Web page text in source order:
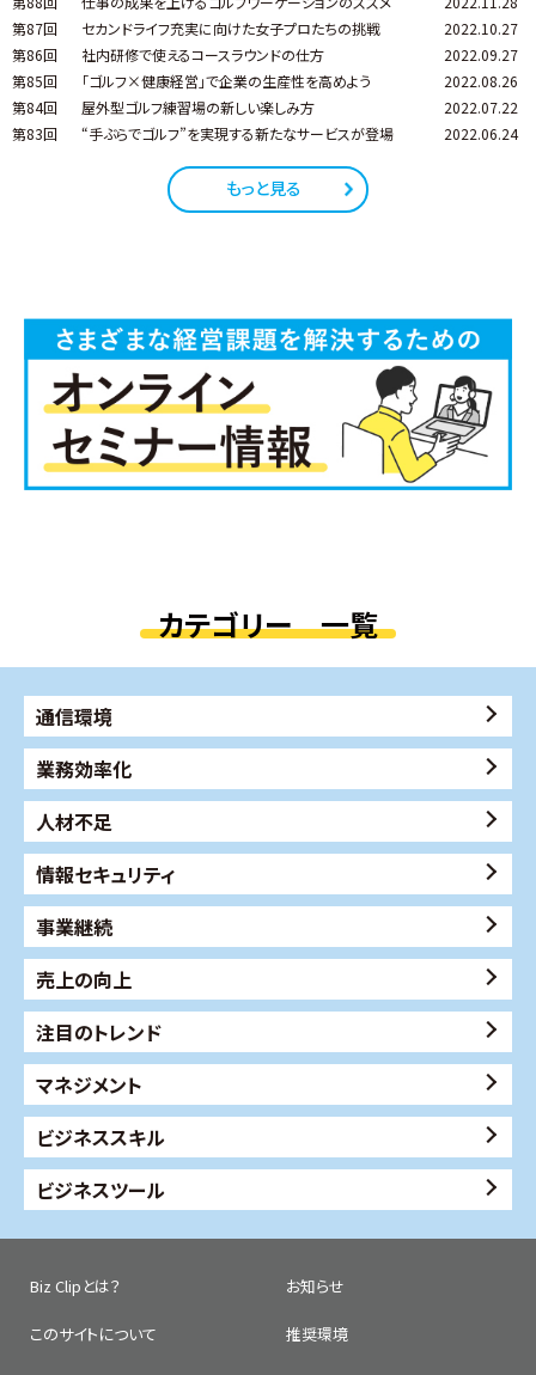
第87回
セカンドライフ充実に向けた女子プロたちの挑戦
2022.10.27
第86回
社内研修で使えるコースラウンドの仕方
2022.09.27
第85回
「ゴルフ×健康経営」で企業の生産性を高めよう
2022.08.26
第84回
屋外型ゴルフ練習場の新しい楽しみ方
2022.07.22
第83回
“手ぶらでゴルフ”を実現する新たなサービスが登場 2022.06.24
もっと見る
カテゴリー 一覧
通信環境
業務効率化
人材不足
情報セキュリティ
事業継続
売上の向上
注目のトレンド
マネジメント
ビジネススキル
ビジネスツール
Biz Clipとは？ お知らせ
このサイトについて 推奨環境